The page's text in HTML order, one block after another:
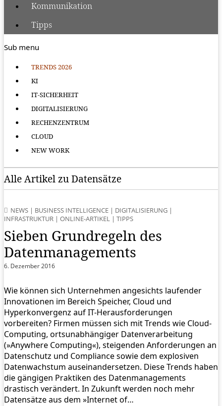
Kommunikation
Tipps
Sub menu
TRENDS 2026
KI
IT-SICHERHEIT
DIGITALISIERUNG
RECHENZENTRUM
CLOUD
NEW WORK
Alle Artikel zu Datensätze
NEWS | BUSINESS INTELLIGENCE | DIGITALISIERUNG |
INFRASTRUKTUR | ONLINE-ARTIKEL | TIPPS
Sieben Grundregeln des
Datenmanagements
6. Dezember 2016
Wie können sich Unternehmen angesichts laufender
Innovationen im Bereich Speicher, Cloud und
Hyperkonvergenz auf IT-Herausforderungen
vorbereiten? Firmen müssen sich mit Trends wie Cloud-
Computing, ortsunabhängiger Datenverarbeitung
(»Anywhere Computing«), steigenden Anforderungen an
Datenschutz und Compliance sowie dem explosiven
Datenwachstum auseinandersetzen. Diese Trends haben
die gängigen Praktiken des Datenmanagements
drastisch verändert. In Zukunft werden noch mehr
Datensätze aus dem »Internet of…